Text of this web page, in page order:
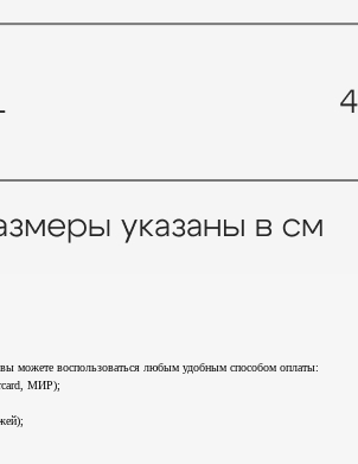
вы можете воспользоваться любым удобным способом оплаты:
МИР);